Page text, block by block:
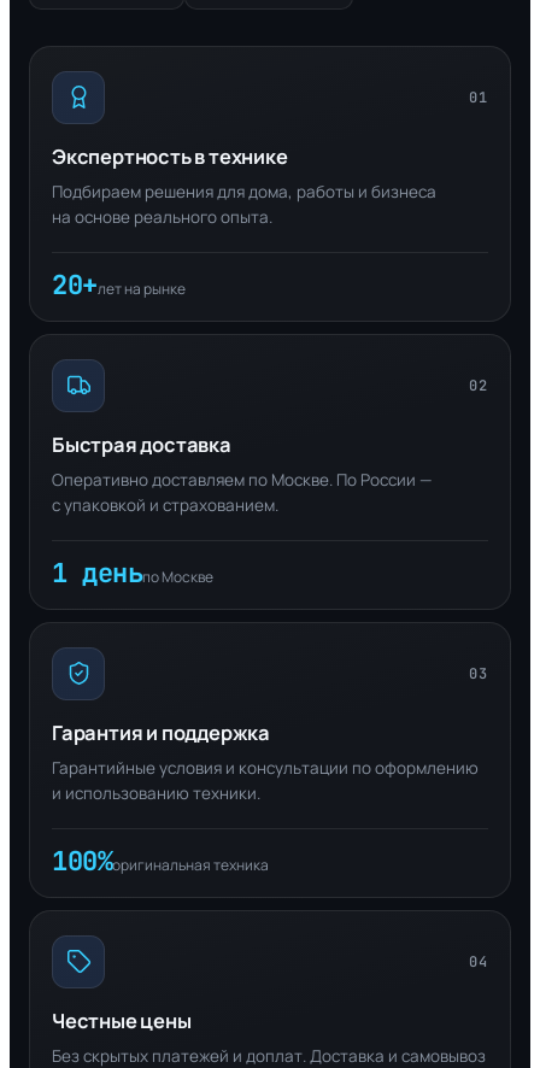
01
Экспертность в технике
Подбираем решения для дома, работы и бизнеса
на основе реального опыта.
20+лет на рынке
02
Быстрая доставка
Оперативно доставляем по Москве. По России —
с упаковкой и страхованием.
1 деньпо Москве
03
Гарантия и поддержка
Гарантийные условия и консультации по оформлению
и использованию техники.
100%оригинальная техника
04
Честные цены
Без скрытых платежей и доплат. Доставка и самовывоз